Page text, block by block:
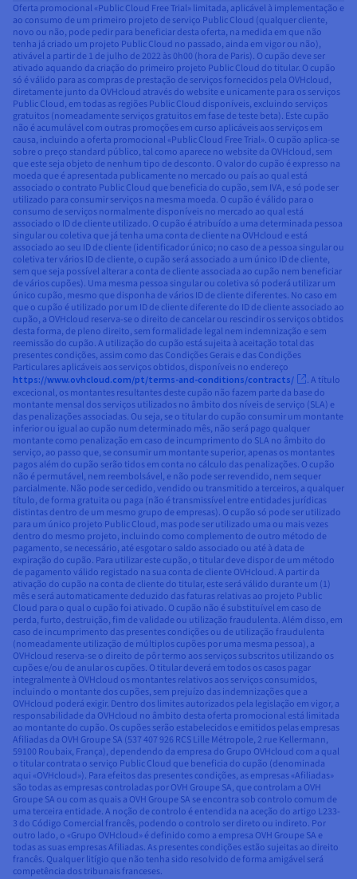
Oferta promocional «Public Cloud Free Trial» limitada, aplicável à implementação e
ao consumo de um primeiro projeto de serviço Public Cloud (qualquer cliente,
novo ou não, pode pedir para beneficiar desta oferta, na medida em que não
tenha já criado um projeto Public Cloud no passado, ainda em vigor ou não),
ativável a partir de 1 de julho de 2022 às 0h00 (hora de Paris). O cupão deve ser
ativado aquando da criação do primeiro projeto Public Cloud do titular. O cupão
só é válido para as compras de prestação de serviços fornecidos pela OVHcloud,
diretamente junto da OVHcloud através do website e unicamente para os serviços
Public Cloud, em todas as regiões Public Cloud disponíveis, excluindo serviços
gratuitos (nomeadamente serviços gratuitos em fase de teste beta). Este cupão
não é acumulável com outras promoções em curso aplicáveis aos serviços em
causa, incluindo a oferta promocional «Public Cloud Free Trial». O cupão aplica-se
sobre o preço standard público, tal como aparece no website da OVHcloud, sem
que este seja objeto de nenhum tipo de desconto. O valor do cupão é expresso na
moeda que é apresentada publicamente no mercado ou país ao qual está
associado o contrato Public Cloud que beneficia do cupão, sem IVA, e só pode ser
utilizado para consumir serviços na mesma moeda. O cupão é válido para o
consumo de serviços normalmente disponíveis no mercado ao qual está
associado o ID de cliente utilizado. O cupão é atribuído a uma determinada pessoa
singular ou coletiva que já tenha uma conta de cliente na OVHcloud e está
associado ao seu ID de cliente (identificador único; no caso de a pessoa singular ou
coletiva ter vários ID de cliente, o cupão será associado a um único ID de cliente,
sem que seja possível alterar a conta de cliente associada ao cupão nem beneficiar
de vários cupões). Uma mesma pessoa singular ou coletiva só poderá utilizar um
único cupão, mesmo que disponha de vários ID de cliente diferentes. No caso em
que o cupão é utilizado por um ID de cliente diferente do ID de cliente associado ao
cupão, a OVHcloud reserva-se o direito de cancelar ou rescindir os serviços obtidos
desta forma, de pleno direito, sem formalidade legal nem indemnização e sem
reemissão do cupão. A utilização do cupão está sujeita à aceitação total das
presentes condições, assim como das Condições Gerais e das Condições
Particulares aplicáveis aos serviços obtidos, disponíveis no endereço
https://www.ovhcloud.com/pt/terms-and-conditions/contracts/
. A título
excecional, os montantes resultantes deste cupão não fazem parte da base do
montante mensal dos serviços utilizados no âmbito dos níveis de serviço (SLA) e
das penalizações associadas. Ou seja, se o titular do cupão consumir um montante
inferior ou igual ao cupão num determinado mês, não será pago qualquer
montante como penalização em caso de incumprimento do SLA no âmbito do
serviço, ao passo que, se consumir um montante superior, apenas os montantes
pagos além do cupão serão tidos em conta no cálculo das penalizações. O cupão
não é permutável, nem reembolsável, e não pode ser revendido, nem sequer
parcialmente. Não pode ser cedido, vendido ou transmitido a terceiros, a qualquer
título, de forma gratuita ou paga (não é transmissível entre entidades jurídicas
distintas dentro de um mesmo grupo de empresas). O cupão só pode ser utilizado
para um único projeto Public Cloud, mas pode ser utilizado uma ou mais vezes
dentro do mesmo projeto, incluindo como complemento de outro método de
pagamento, se necessário, até esgotar o saldo associado ou até à data de
expiração do cupão. Para utilizar este cupão, o titular deve dispor de um método
de pagamento válido registado na sua conta de cliente OVHcloud. A partir da
ativação do cupão na conta de cliente do titular, este será válido durante um (1)
mês e será automaticamente deduzido das faturas relativas ao projeto Public
Cloud para o qual o cupão foi ativado. O cupão não é substituível em caso de
perda, furto, destruição, fim de validade ou utilização fraudulenta. Além disso, em
caso de incumprimento das presentes condições ou de utilização fraudulenta
(nomeadamente utilização de múltiplos cupões por uma mesma pessoa), a
OVHcloud reserva-se o direito de pôr termo aos serviços subscritos utilizando os
cupões e/ou de anular os cupões. O titular deverá em todos os casos pagar
integralmente à OVHcloud os montantes relativos aos serviços consumidos,
incluindo o montante dos cupões, sem prejuízo das indemnizações que a
OVHcloud poderá exigir. Dentro dos limites autorizados pela legislação em vigor, a
responsabilidade da OVHcloud no âmbito desta oferta promocional está limitada
ao montante do cupão. Os cupões serão estabelecidos e emitidos pelas empresas
Afiliadas da OVH Groupe SA (537 407 926 RCS Lille Métropole, 2 rue Kellermann,
59100 Roubaix, França), dependendo da empresa do Grupo OVHcloud com a qual
o titular contrata o serviço Public Cloud que beneficia do cupão (denominada
aqui «OVHcloud»). Para efeitos das presentes condições, as empresas «Afiliadas»
são todas as empresas controladas por OVH Groupe SA, que controlam a OVH
Groupe SA ou com as quais a OVH Groupe SA se encontra sob controlo comum de
uma terceira entidade. A noção de controlo é entendida na aceção do artigo L233-
3 do Código Comercial francês, podendo o controlo ser direto ou indireto. Por
outro lado, o «Grupo OVHcloud» é definido como a empresa OVH Groupe SA e
todas as suas empresas Afiliadas. As presentes condições estão sujeitas ao direito
francês. Qualquer litígio que não tenha sido resolvido de forma amigável será
competência dos tribunais franceses.